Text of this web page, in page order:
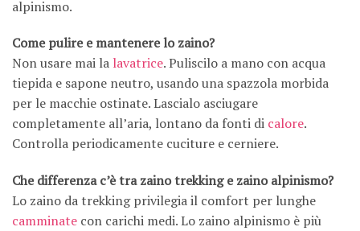
alpinismo.
Come pulire e mantenere lo zaino?
Non usare mai la lavatrice. Puliscilo a mano con acqua
tiepida e sapone neutro, usando una spazzola morbida
per le macchie ostinate. Lascialo asciugare
completamente all’aria, lontano da fonti di calore.
Controlla periodicamente cuciture e cerniere.
Che differenza c’è tra zaino trekking e zaino alpinismo?
Lo zaino da trekking privilegia il comfort per lunghe
camminate con carichi medi. Lo zaino alpinismo è più